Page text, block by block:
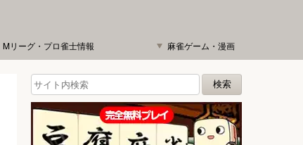
Mリーグ・プロ雀士情報 麻雀ゲーム・漫画